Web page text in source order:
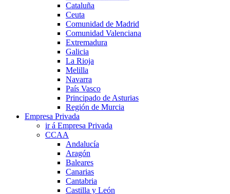
Cataluña
Ceuta
Comunidad de Madrid
Comunidad Valenciana
Extremadura
Galicia
La Rioja
Melilla
Navarra
País Vasco
Principado de Asturias
Región de Murcia
Empresa Privada
ir á Empresa Privada
CCAA
Andalucía
Aragón
Baleares
Canarias
Cantabria
Castilla y León